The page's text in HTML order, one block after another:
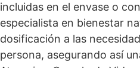
incluidas en el envase o
especialista en bienestar
dosificación a las
persona, asegurando así